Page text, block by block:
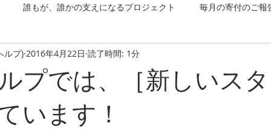
誰もが、誰かの支えになるプロジェクト 毎月の寄付のご報
ト ふらっとホーム東はりま
プでは、［新しいス
います！
ルプ) 2016年4月22日 読了時間: 1分